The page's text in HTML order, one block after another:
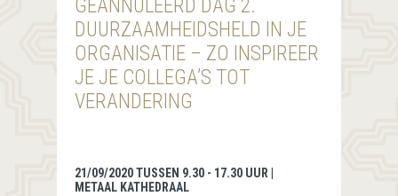
GEANNULEERD DAG 2.
DUURZAAMHEIDSHELD IN JE
ORGANISATIE – ZO INSPIREER
JE JE COLLEGA’S TOT
VERANDERING
21/09/2020 TUSSEN 9.30 - 17.30 UUR |
METAAL KATHEDRAAL